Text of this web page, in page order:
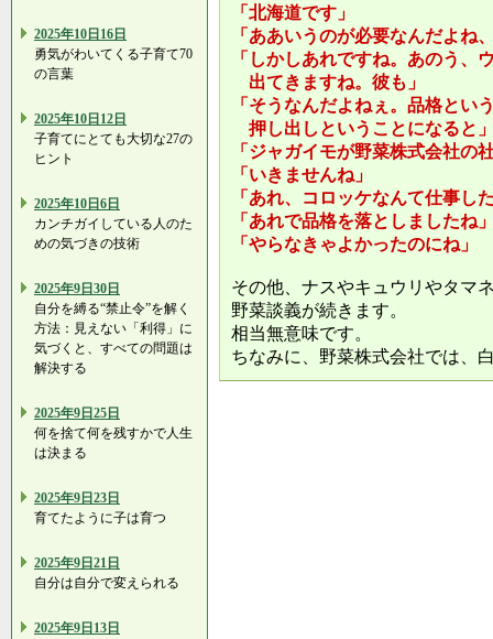
2025年10日16日
勇気がわいてくる子育て70
の言葉
2025年10日12日
子育てにとても大切な27の
ヒント
2025年10日6日
カンチガイしている人のた
めの気づきの技術
2025年9日30日
自分を縛る“禁止令”を解く
方法：見えない「利得」に
気づくと、すべての問題は
解決する
2025年9日25日
何を捨て何を残すかで人生
は決まる
2025年9日23日
育てたように子は育つ
2025年9日21日
自分は自分で変えられる
2025年9日13日
「北海道です」
「ああいうのが必要なんだよね
「しかしあれですね。あのう、
出てきますね。彼も」
「そうなんだよねぇ。品格とい
押し出しということになると
「ジャガイモが野菜株式会社
「いきませんね」
「あれ、コロッケなんて仕事し
「あれで品格を落としましたね
「やらなきゃよかったのにね」
その他、ナスやキュウリやタマ
野菜談義が続きます。
相当無意味です。
ちなみに、野菜株式会社では、